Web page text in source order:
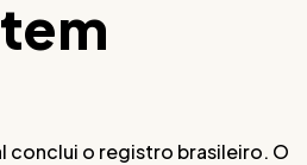
conclui o registro brasileiro. O